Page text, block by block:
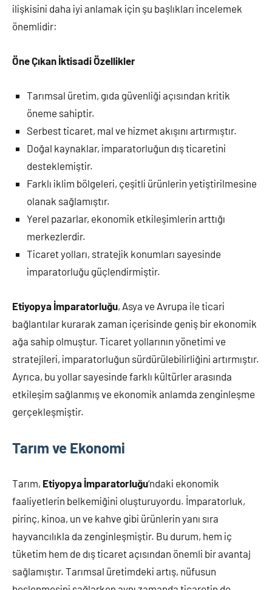
ilişkisini daha iyi anlamak için şu başlıkları incelemek
önemlidir:
Öne Çıkan İktisadi Özellikler
Tarımsal üretim, gıda güvenliği açısından kritik
öneme sahiptir.
Serbest ticaret, mal ve hizmet akışını artırmıştır.
Doğal kaynaklar, imparatorluğun dış ticaretini
desteklemiştir.
Farklı iklim bölgeleri, çeşitli ürünlerin yetiştirilmesine
olanak sağlamıştır.
Yerel pazarlar, ekonomik etkileşimlerin arttığı
merkezlerdir.
Ticaret yolları, stratejik konumları sayesinde
imparatorluğu güçlendirmiştir.
Etiyopya İmparatorluğu, Asya ve Avrupa ile ticari
bağlantılar kurarak zaman içerisinde geniş bir ekonomik
ağa sahip olmuştur. Ticaret yollarının yönetimi ve
stratejileri, imparatorluğun sürdürülebilirliğini artırmıştır.
Ayrıca, bu yollar sayesinde farklı kültürler arasında
etkileşim sağlanmış ve ekonomik anlamda zenginleşme
gerçekleşmiştir.
Tarım ve Ekonomi
Tarım, Etiyopya İmparatorluğu‘ndaki ekonomik
faaliyetlerin belkemiğini oluşturuyordu. İmparatorluk,
pirinç, kinoa, un ve kahve gibi ürünlerin yanı sıra
hayvancılıkla da zenginleşmiştir. Bu durum, hem iç
tüketim hem de dış ticaret açısından önemli bir avantaj
sağlamıştır. Tarımsal üretimdeki artış, nüfusun